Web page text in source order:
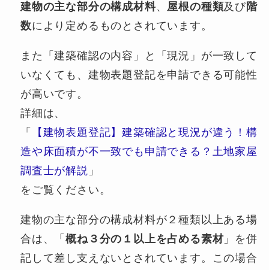
建物の主な部分の構成材料、 屋根の種類及び階
数により定めるものとされています。
また「建築確認の内容」と「現況」が一致して
いなくても、建物表題登記を申請できる可能性
が高いです。
詳細は、
「
【建物表題登記】建築確認と現況が違う！構
造や床面積が不一致でも申請できる？土地家屋
調査士が解説 」
をご覧ください。
建物の主な部分の構成材料が２種類以上ある場
合は、「概ね３分の１以上を占める素材」を併
記して差し支えないとされています。この場合